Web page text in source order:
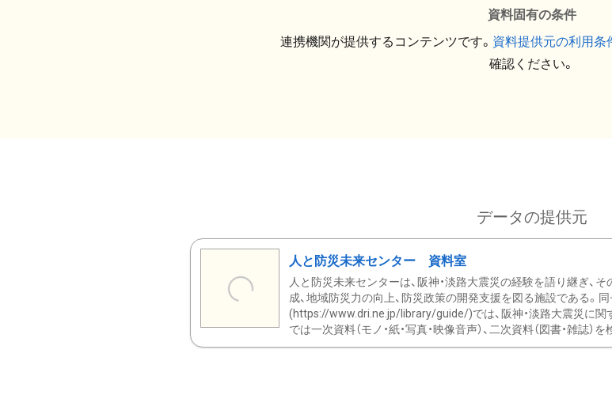
資料固有の条件
連携機関が提供するコンテンツです。 資料提供元の利用条
確認ください。
データの提供元
人と防災未来センター 資料室
人と防災未来センターは、阪神・淡路大震災の経験を語り継ぎ、
成、地域防災力の向上、防災政策の開発支援を図る施設である。
(https://www.dri.ne.jp/library/guide/)では、阪神・淡路大震災に関
では一次資料（モノ・紙・写真・映像音声）、二次資料（図書・雑誌）を検